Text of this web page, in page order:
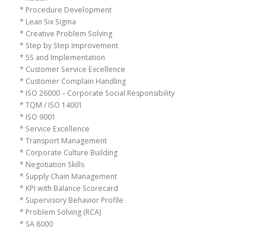
* Procedure Development
* Lean Six Sigma
* Creative Problem Solving
* Step by Step Improvement
* 5S and Implementation
* Customer Service Excellence
* Customer Complain Handling
* ISO 26000 – Corporate Social Responsibility
* TQM / ISO 14001
* ISO 9001
* Service Excellence
* Transport Management
* Corporate Culture Building
* Negotiation Skills
* Supply Chain Management
* KPI with Balance Scorecard
* Supervisory Behavior Profile
* Problem Solving (RCA)
* SA 8000